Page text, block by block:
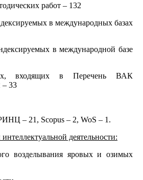
работ – 132
в международных базах
в международной базе
входящих в Перечень ВАК
– 33
– 21, Scopus – 2, WoS – 1.
деятельности:
возделывания яровых и озимых